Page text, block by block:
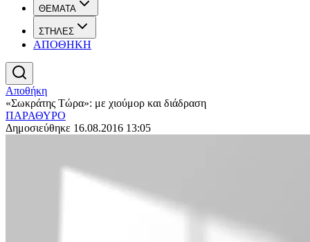
ΘΕΜΑΤΑ
ΣΤΗΛΕΣ
ΑΠΟΘΗΚΗ
Αποθήκη
«Σωκράτης Τώρα»: με χιούμορ και διάδραση
ΠΑΡΑΘΥΡΟ
Δημοσιεύθηκε 16.08.2016 13:05